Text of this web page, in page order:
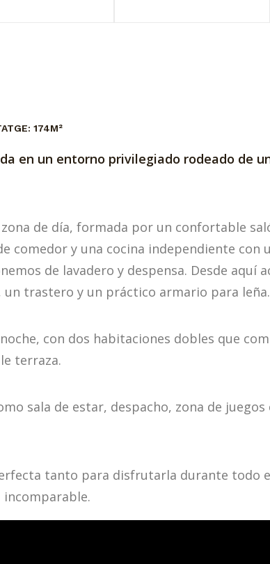
174M²
en un entorno privilegiado rodeado de
de día, formada por un confortable
comedor y una cocina independiente con
de lavadero y despensa. Desde aquí
un trastero y un práctico armario para leña.
con dos habitaciones dobles que
terraza.
sala de estar, despacho, zona de
tanto para disfrutarla durante todo
incomparable.